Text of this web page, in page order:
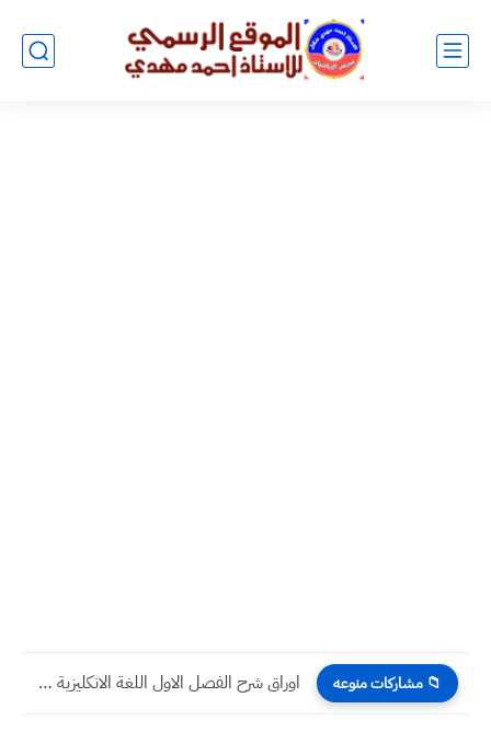
📁 مشاركات منوعه اوراق شرح الفصل الاول اللغة الانكليزية صف ثاني متوسط القواعد...